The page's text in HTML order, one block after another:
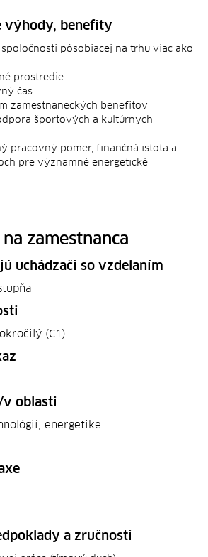
výhody, benefity
pôsobiacej na trhu viac ako
prostredie
čas
zamestnaneckých benefitov
športových a kultúrnych
pracovný pomer, finančná istota a
pre významné energetické
zamestnanca
uchádzači so vzdelaním
(C1)
v oblasti
energetike
a zručnosti